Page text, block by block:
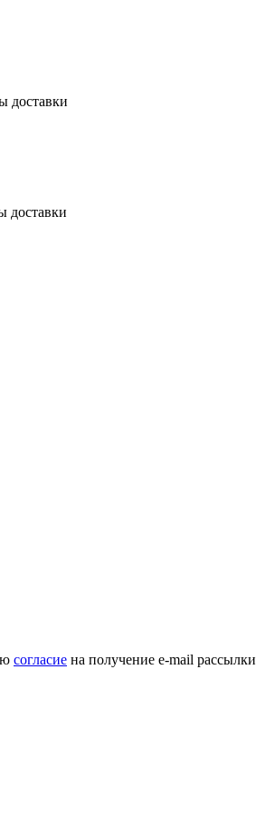
доставки
доставки
согласие на получение e-mail рассылки